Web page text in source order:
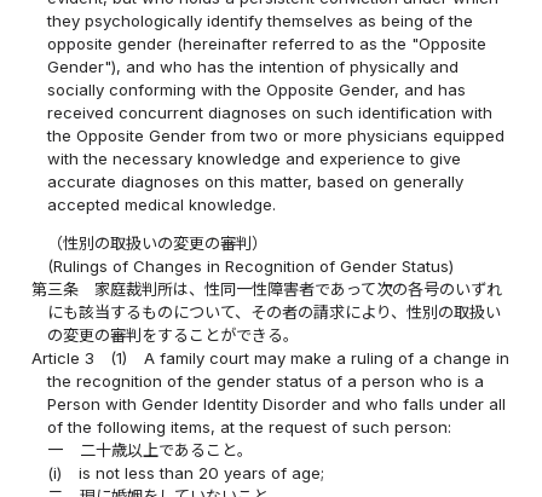
they psychologically identify themselves as being of the
opposite gender (hereinafter referred to as the "Opposite
Gender"), and who has the intention of physically and
socially conforming with the Opposite Gender, and has
received concurrent diagnoses on such identification with
the Opposite Gender from two or more physicians equipped
with the necessary knowledge and experience to give
accurate diagnoses on this matter, based on generally
accepted medical knowledge.
（性別の取扱いの変更の審判）
(Rulings of Changes in Recognition of Gender Status)
第三条
家庭裁判所は、性同一性障害者であって次の各号のいずれ
にも該当するものについて、その者の請求により、性別の取扱い
の変更の審判をすることができる。
Article 3
(1)
A family court may make a ruling of a change in
the recognition of the gender status of a person who is a
Person with Gender Identity Disorder and who falls under all
of the following items, at the request of such person:
一
二十歳以上であること。
(i)
is not less than 20 years of age;